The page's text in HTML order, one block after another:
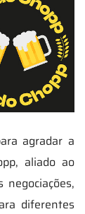
agradar a
aliado ao
diferentes